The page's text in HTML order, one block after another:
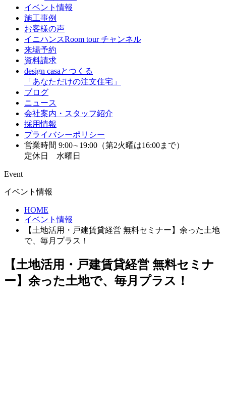
イベント情報
施工事例
お客様の声
イニハンスRoom tour チャンネル
来場予約
資料請求
design casaとつくる
「あなただけの注文住宅」
ブログ
ニュース
会社案内・スタッフ紹介
採用情報
プライバシーポリシー
営業時間 9:00∼19:00（第2火曜は16:00まで）
定休日 水曜日
Event
イベント情報
HOME
イベント情報
【土地活用・戸建賃貸経営 無料セミナー】余った土地
で、毎月プラス！
【土地活用・戸建賃貸経営 無料セミナ
ー】余った土地で、毎月プラス！